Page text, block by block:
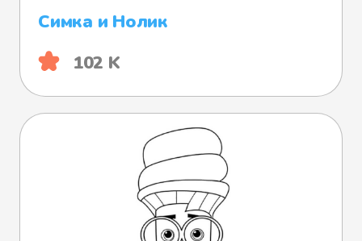
Симка и Нолик
102 K